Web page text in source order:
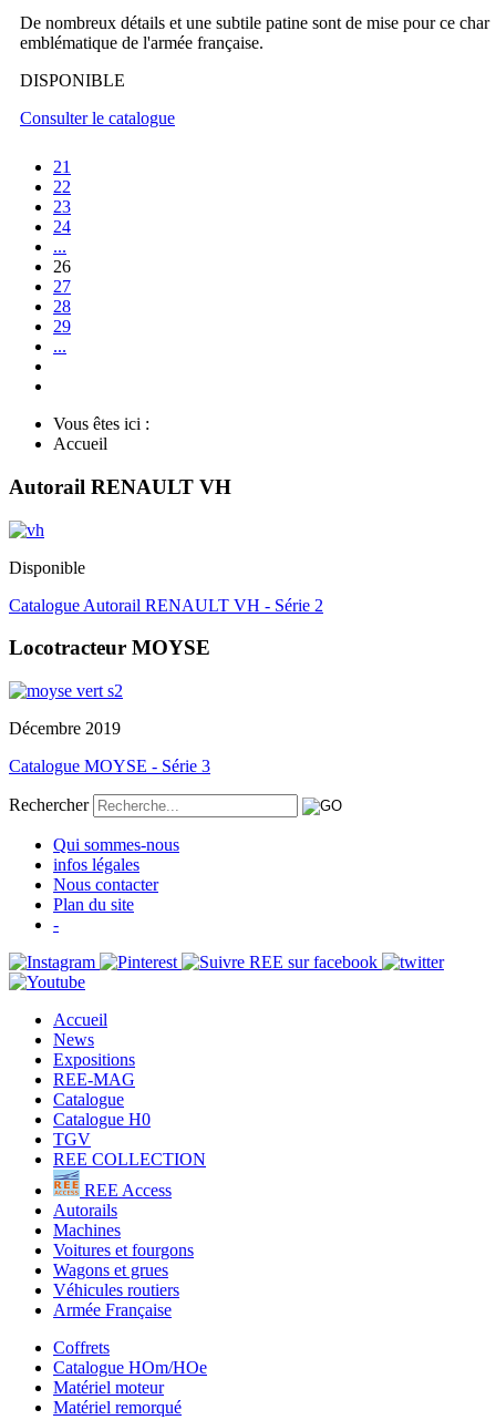
De nombreux détails et une subtile patine sont de mise pour ce char
emblématique de l'armée française.
DISPONIBLE
Consulter le catalogue
21
22
23
24
...
26
27
28
29
...
Vous êtes ici :
Accueil
Autorail RENAULT VH
Disponible
Catalogue Autorail RENAULT VH - Série 2
Locotracteur MOYSE
Décembre 2019
Catalogue MOYSE - Série 3
Rechercher
Qui sommes-nous
infos légales
Nous contacter
Plan du site
-
Accueil
News
Expositions
REE-MAG
Catalogue
Catalogue H0
TGV
REE COLLECTION
REE Access
Autorails
Machines
Voitures et fourgons
Wagons et grues
Véhicules routiers
Armée Française
Coffrets
Catalogue HOm/HOe
Matériel moteur
Matériel remorqué